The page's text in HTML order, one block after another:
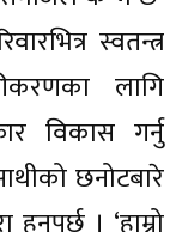
स्वतन्त्र
लागि
विकास गर्नु
छनोटबारे